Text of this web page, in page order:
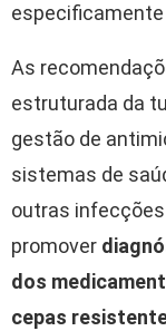
As
estruturada da
gestão de
sistemas de
outras
promover
dos
cepas